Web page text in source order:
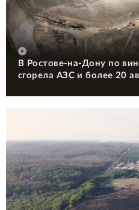
В Ростове-на-Дону по
сгорела АЗС и более 20